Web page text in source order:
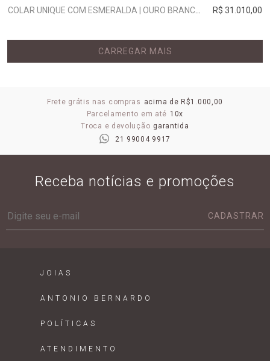
R$ 31.010,00
CARREGAR MAIS
Frete grátis nas compras acima de R$1.000,00
Parcelamento em até 10x
Troca e devolução garantida
21 99004 9917
Receba notícias e promoções
CADASTRAR
JOIAS
ANTONIO BERNARDO
POLÍTICAS
ATENDIMENTO